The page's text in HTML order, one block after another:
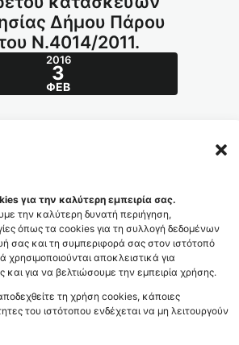
για την καλύτερη εμπειρία σας.
την καλύτερη δυνατή περιήγηση,
όπως τα cookies για τη συλλογή δεδομένων
σας και τη συμπεριφορά σας στον ιστότοπό
χρησιμοποιούνται αποκλειστικά για
και για να βελτιώσουμε την εμπειρία χρήσης.
τη χρήση cookies, κάποιες
του ιστότοπου ενδέχεται να μη λειτουργούν
Δήμου Πάρου
Ν.4014/2011.
2016
3
ΦΕΒ